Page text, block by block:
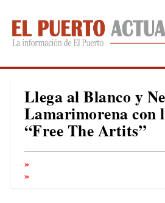
Llega al Blanco y
Lamarimorena con
“Free The Artits”